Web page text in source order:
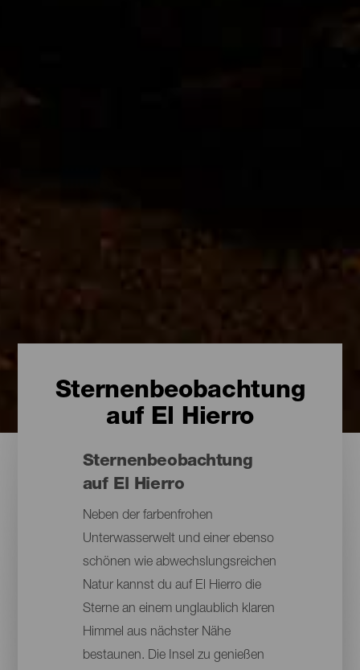
Sternenbeobachtung
auf El Hierro
Sternenbeobachtung
auf El Hierro
Neben der farbenfrohen
Unterwasserwelt und einer ebenso
schönen wie abwechslungsreichen
Natur kannst du auf El Hierro die
Sterne an einem unglaublich klaren
Himmel aus nächster Nähe
bestaunen. Die Insel zu genießen